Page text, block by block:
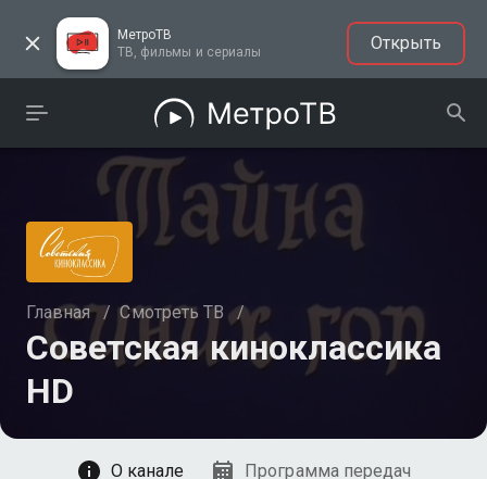
МетроТВ
ТВ, фильмы и сериалы
Открыть
Главная / Смотреть ТВ /
Советская киноклассика
HD
О канале Программа передач